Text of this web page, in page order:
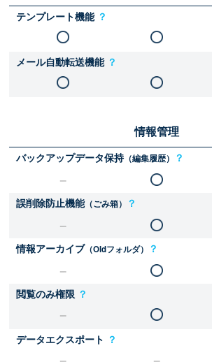
テンプレート機能 ？
メール自動転送機能 ？
情報管理
バックアップデータ保持（編集履歴） ？
誤削除防止機能（ごみ箱） ？
情報アーカイブ（Oldフォルダ） ？
閲覧のみ権限 ？
データエクスポート ？